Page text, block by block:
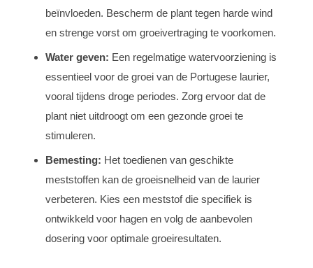
beïnvloeden. Bescherm de plant tegen harde wind
en strenge vorst om groeivertraging te voorkomen.
Water geven: Een regelmatige watervoorziening is
essentieel voor de groei van de Portugese laurier,
vooral tijdens droge periodes. Zorg ervoor dat de
plant niet uitdroogt om een gezonde groei te
stimuleren.
Bemesting: Het toedienen van geschikte
meststoffen kan de groeisnelheid van de laurier
verbeteren. Kies een meststof die specifiek is
ontwikkeld voor hagen en volg de aanbevolen
dosering voor optimale groeiresultaten.